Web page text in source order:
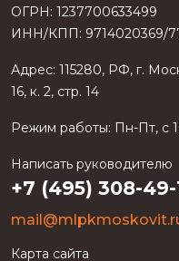
ОГРН: 1237700633499
ИНН/КПП: 9714020369/
Адрес: 115280, РФ, г.
16, к. 2, стр. 14
Режим работы: Пн-Пт, с
Написать руководителю
+7 (495) 308-49-
Карта сайта